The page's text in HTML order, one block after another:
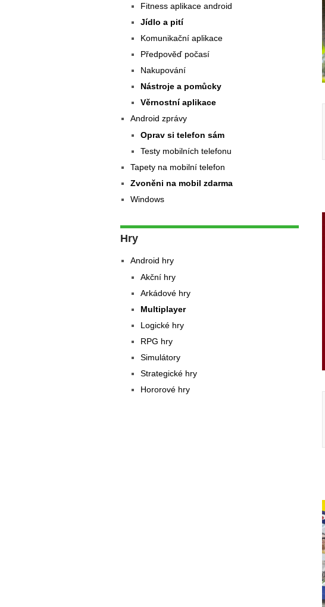
Fitness aplikace android
Jídlo a pití
Komunikační aplikace
Předpověď počasí
Nakupování
Nástroje a pomůcky
Věrnostní aplikace
Android zprávy
Oprav si telefon sám
Testy mobilních telefonu
Tapety na mobilní telefon
Zvoněni na mobil zdarma
Windows
Hry
Android hry
Akční hry
Arkádové hry
Multiplayer
Logické hry
RPG hry
Simulátory
Strategické hry
Hororové hry